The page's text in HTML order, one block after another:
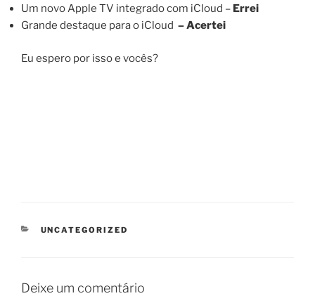
Um novo Apple TV integrado com iCloud – Errei
Grande destaque para o iCloud – Acertei
Eu espero por isso e vocês?
CATEGORIAS
UNCATEGORIZED
Deixe um comentário